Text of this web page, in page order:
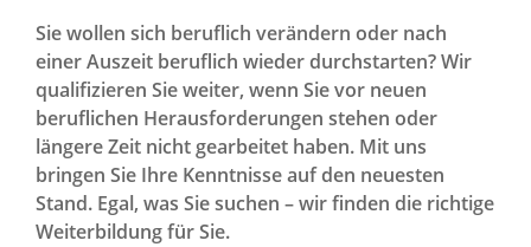
Sie wollen sich beruflich verändern oder nach
einer Auszeit beruflich wieder durchstarten? Wir
qualifizieren Sie weiter, wenn Sie vor neuen
beruflichen Herausforderungen stehen oder
längere Zeit nicht gearbeitet haben. Mit uns
bringen Sie Ihre Kenntnisse auf den neuesten
Stand. Egal, was Sie suchen – wir finden die richtige
Weiterbildung für Sie.